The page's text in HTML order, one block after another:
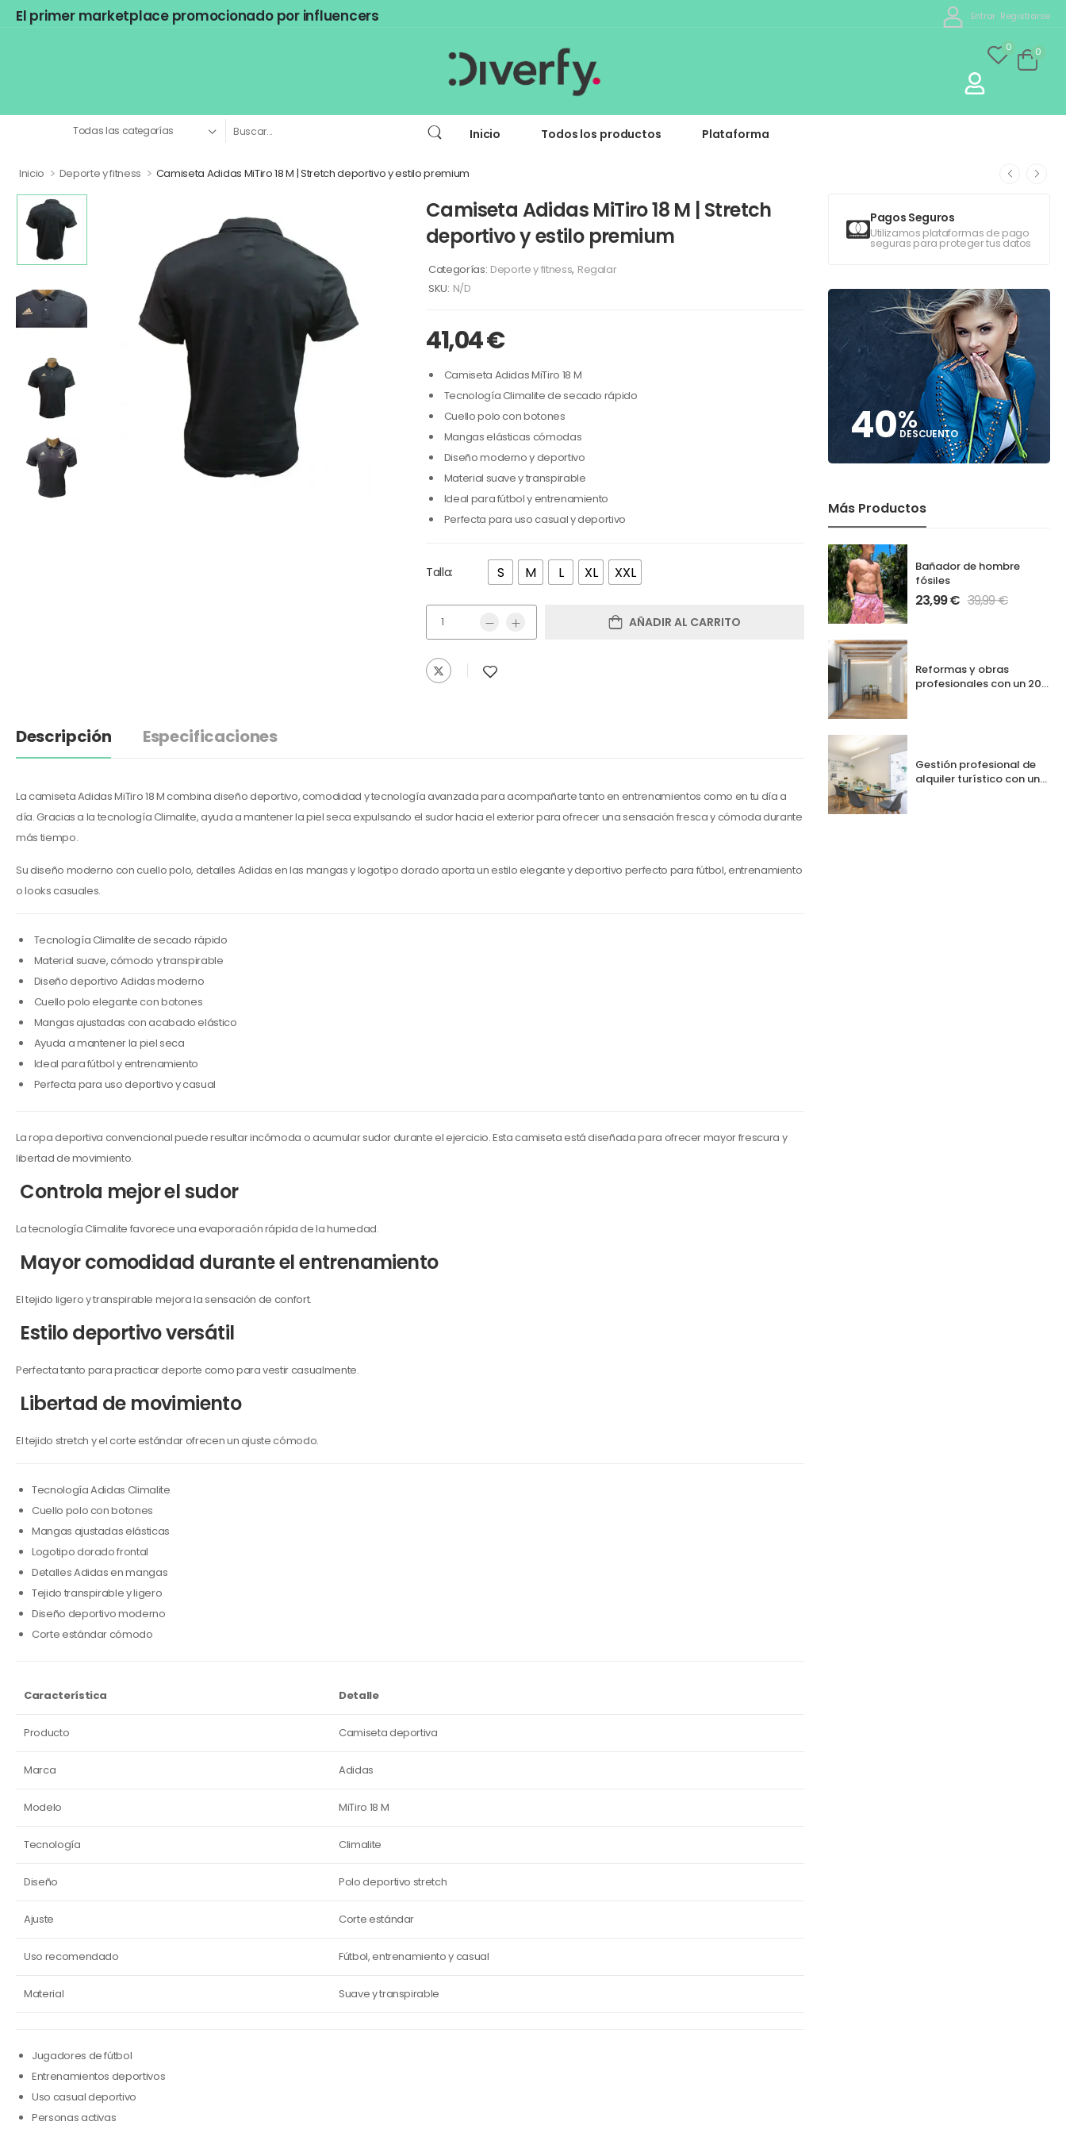
El primer marketplace promocionado por influencers Entrar Registrarse
0 0
Inicio Todos los productos Plataforma
Inicio > Deporte y fitness > Camiseta Adidas MiTiro 18 M | Stretch deportivo y estilo premium
Pagos Seguros
Utilizamos plataformas de pago
seguras para proteger tus datos
40%
DESCUENTO
Más Productos
Bañador de hombre
fósiles
23,99€ 39,99€
Reformas y obras
profesionales con un 20%
Gestión profesional de
alquiler turístico con un
Camiseta Adidas MiTiro 18 M | Stretch
deportivo y estilo premium
Categorías: Deporte y fitness, Regalar
SKU: N/D
41,04€
Camiseta Adidas MiTiro 18 M
Tecnología Climalite de secado rápido
Cuello polo con botones
Mangas elásticas cómodas
Diseño moderno y deportivo
Material suave y transpirable
Ideal para fútbol y entrenamiento
Perfecta para uso casual y deportivo
Talla: S M L XL XXL
AÑADIR AL CARRITO
Descripción Especificaciones
La camiseta Adidas MiTiro 18 M combina diseño deportivo, comodidad y tecnología avanzada para acompañarte tanto en entrenamientos como en tu día a
día. Gracias a la tecnología Climalite, ayuda a mantener la piel seca expulsando el sudor hacia el exterior para ofrecer una sensación fresca y cómoda durante
más tiempo.
Su diseño moderno con cuello polo, detalles Adidas en las mangas y logotipo dorado aporta un estilo elegante y deportivo perfecto para fútbol, entrenamiento
o looks casuales.
Tecnología Climalite de secado rápido
Material suave, cómodo y transpirable
Diseño deportivo Adidas moderno
Cuello polo elegante con botones
Mangas ajustadas con acabado elástico
Ayuda a mantener la piel seca
Ideal para fútbol y entrenamiento
Perfecta para uso deportivo y casual
La ropa deportiva convencional puede resultar incómoda o acumular sudor durante el ejercicio. Esta camiseta está diseñada para ofrecer mayor frescura y
libertad de movimiento.
Controla mejor el sudor
La tecnología Climalite favorece una evaporación rápida de la humedad.
Mayor comodidad durante el entrenamiento
El tejido ligero y transpirable mejora la sensación de confort.
Estilo deportivo versátil
Perfecta tanto para practicar deporte como para vestir casualmente.
Libertad de movimiento
El tejido stretch y el corte estándar ofrecen un ajuste cómodo.
Tecnología Adidas Climalite
Cuello polo con botones
Mangas ajustadas elásticas
Logotipo dorado frontal
Detalles Adidas en mangas
Tejido transpirable y ligero
Diseño deportivo moderno
Corte estándar cómodo
Característica Detalle
Producto Camiseta deportiva
Marca Adidas
Modelo MiTiro 18 M
Tecnología Climalite
Diseño Polo deportivo stretch
Ajuste Corte estándar
Uso recomendado Fútbol, entrenamiento y casual
Material Suave y transpirable
Jugadores de fútbol
Entrenamientos deportivos
Uso casual deportivo
Personas activas